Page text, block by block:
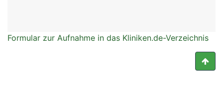
Formular zur Aufnahme in das Kliniken.de-Verzeichnis